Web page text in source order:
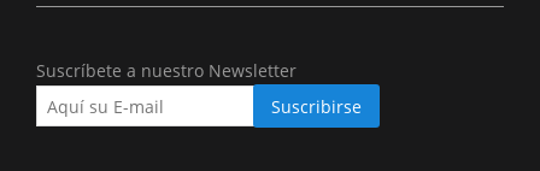
Suscríbete a nuestro Newsletter